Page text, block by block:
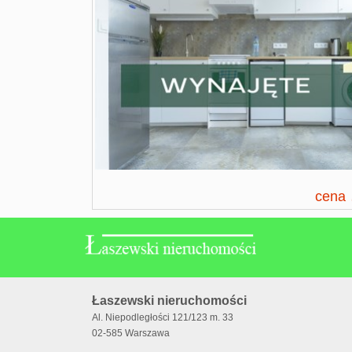
cena
Łaszewski nieruchomości
Al. Niepodległości 121/123 m. 33
02-585 Warszawa